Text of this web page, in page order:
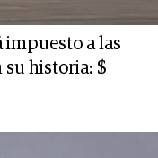
a las
su historia: $